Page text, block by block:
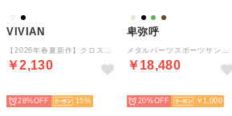
VIVIAN
【2026年春夏新作】クロスフリルやわらかソールサンダル （ブラック）
￥2,130
28%
15
卑弥呼
メタルパーツスポーツサンダル/661203 （ベージュ）
￥18,480
20%
￥1,000